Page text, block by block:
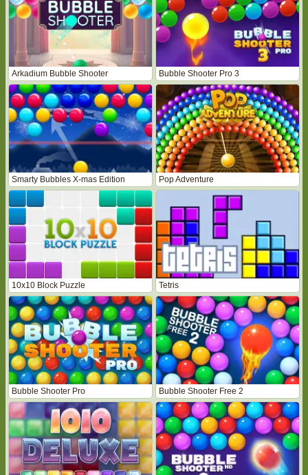
Arkadium Bubble Shooter Bubble Shooter Pro 3
Smarty Bubbles X-mas Edition Pop Adventure
10x10 Block Puzzle Tetris
Bubble Shooter Pro Bubble Shooter Free 2